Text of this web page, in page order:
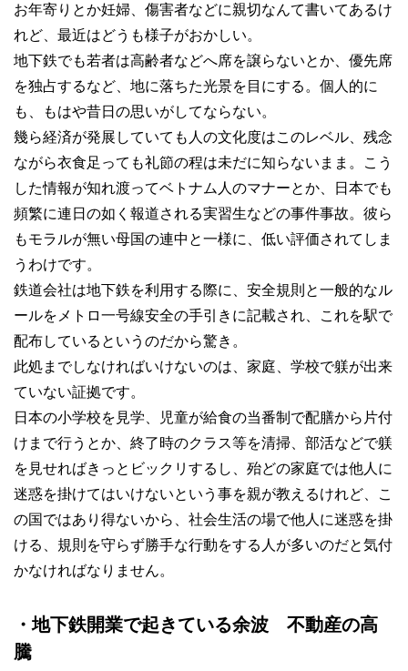
お年寄りとか妊婦、傷害者などに親切なんて書いてあるけ
れど、最近はどうも様子がおかしい。
地下鉄でも若者は高齢者などへ席を譲らないとか、優先席
を独占するなど、地に落ちた光景を目にする。個人的に
も、もはや昔日の思いがしてならない。
幾ら経済が発展していても人の文化度はこのレベル、残念
ながら衣食足っても礼節の程は未だに知らないまま。こう
した情報が知れ渡ってベトナム人のマナーとか、日本でも
頻繁に連日の如く報道される実習生などの事件事故。彼ら
もモラルが無い母国の連中と一様に、低い評価されてしま
うわけです。
鉄道会社は地下鉄を利用する際に、安全規則と一般的なル
ールをメトロ一号線安全の手引きに記載され、これを駅で
配布しているというのだから驚き。
此処までしなければいけないのは、家庭、学校で躾が出来
ていない証拠です。
日本の小学校を見学、児童が給食の当番制で配膳から片付
けまで行うとか、終了時のクラス等を清掃、部活などで躾
を見せればきっとビックリするし、殆どの家庭では他人に
迷惑を掛けてはいけないという事を親が教えるけれど、こ
の国ではあり得ないから、社会生活の場で他人に迷惑を掛
ける、規則を守らず勝手な行動をする人が多いのだと気付
かなければなりません。
・地下鉄開業で起きている余波 不動産の高
騰